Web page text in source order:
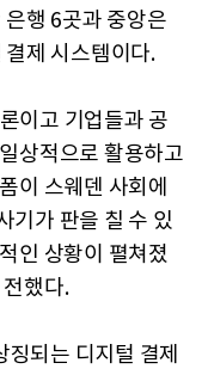
행 6곳과 중앙은
제 시스템이다.
이고 기업들과 공
상적으로 활용하고
이 스웨덴 사회에
기가 판을 칠 수 있
인 상황이 펼쳐졌
했다.
되는 디지털 결제